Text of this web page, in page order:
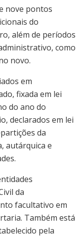
nove pontos
do
além de períodos
como
novo.
em
fixada em lei
do ano do
declarados em lei
da
autárquica e
da
facultativo em
Também está
pela